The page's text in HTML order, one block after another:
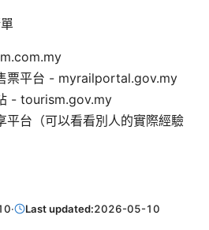
票平台 - myrailportal.gov.my
- tourism.gov.my
平台（可以看看別人的實際經驗
· Last updated:2026-05-10